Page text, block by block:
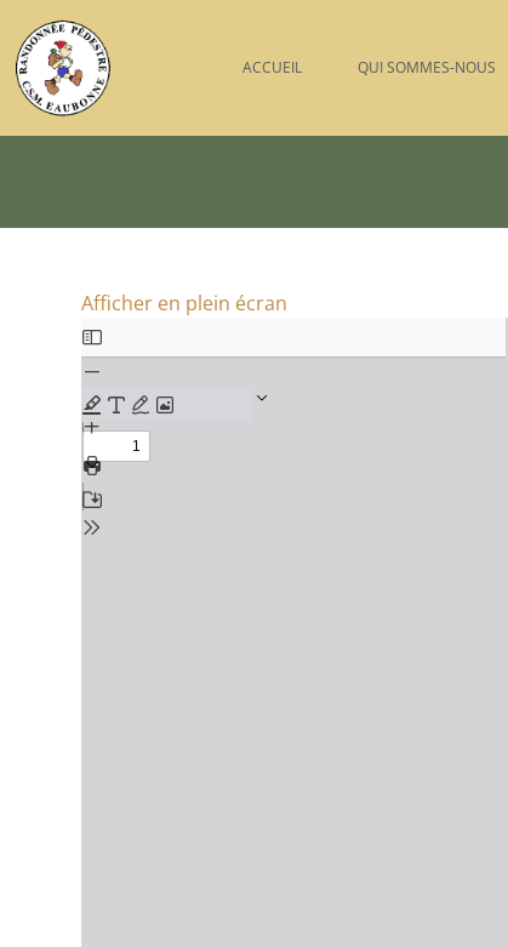
ACCUEIL QUI SOMMES-NOUS
Afficher en plein écran